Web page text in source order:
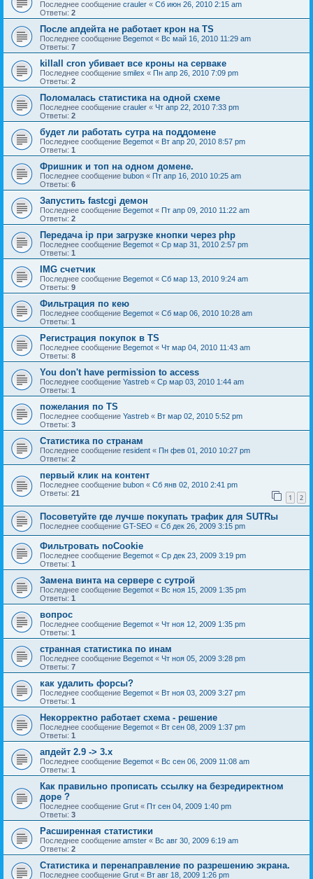
Последнее сообщение crauler « Сб июн 26, 2010 2:15 am
Ответы: 2
После апдейта не работает крон на TS
Последнее сообщение Begemot « Вс май 16, 2010 11:29 am
Ответы: 7
killall cron убивает все кроны на серваке
Последнее сообщение smilex « Пн апр 26, 2010 7:09 pm
Ответы: 2
Поломалась статистика на одной схеме
Последнее сообщение crauler « Чт апр 22, 2010 7:33 pm
Ответы: 2
будет ли работать сутра на поддомене
Последнее сообщение Begemot « Вт апр 20, 2010 8:57 pm
Ответы: 1
Фришник и топ на одном домене.
Последнее сообщение bubon « Пт апр 16, 2010 10:25 am
Ответы: 6
Запустить fastcgi демон
Последнее сообщение Begemot « Пт апр 09, 2010 11:22 am
Ответы: 2
Передача ip при загрузке кнопки через php
Последнее сообщение Begemot « Ср мар 31, 2010 2:57 pm
Ответы: 1
IMG счетчик
Последнее сообщение Begemot « Сб мар 13, 2010 9:24 am
Ответы: 9
Фильтрация по кею
Последнее сообщение Begemot « Сб мар 06, 2010 10:28 am
Ответы: 1
Регистрация покупок в ТS
Последнее сообщение Begemot « Чт мар 04, 2010 11:43 am
Ответы: 8
You don't have permission to access
Последнее сообщение Yastreb « Ср мар 03, 2010 1:44 am
Ответы: 1
пожелания по TS
Последнее сообщение Yastreb « Вт мар 02, 2010 5:52 pm
Ответы: 3
Статистика по странам
Последнее сообщение resident « Пн фев 01, 2010 10:27 pm
Ответы: 2
первый клик на контент
Последнее сообщение bubon « Сб янв 02, 2010 2:41 pm
Ответы: 21 1 2
Посоветуйте где лучше покупать трафик для SUTRы
Последнее сообщение GT-SEO « Сб дек 26, 2009 3:15 pm
Фильтровать noCookie
Последнее сообщение Begemot « Ср дек 23, 2009 3:19 pm
Ответы: 1
Замена винта на сервере с сутрой
Последнее сообщение Begemot « Вс ноя 15, 2009 1:35 pm
Ответы: 1
вопрос
Последнее сообщение Begemot « Чт ноя 12, 2009 1:35 pm
Ответы: 1
странная статистика по инам
Последнее сообщение Begemot « Чт ноя 05, 2009 3:28 pm
Ответы: 7
как удалить форсы?
Последнее сообщение Begemot « Вт ноя 03, 2009 3:27 pm
Ответы: 1
Некорректно работает схема - решение
Последнее сообщение Begemot « Вт сен 08, 2009 1:37 pm
Ответы: 1
апдейт 2.9 -> 3.x
Последнее сообщение Begemot « Вс сен 06, 2009 11:08 am
Ответы: 1
Как правильно прописать ссылку на безредиректном
доре ?
Последнее сообщение Grut « Пт сен 04, 2009 1:40 pm
Ответы: 3
Расширенная статистики
Последнее сообщение amster « Вс авг 30, 2009 6:19 am
Ответы: 2
Статистика и перенаправление по разрешению экрана.
Последнее сообщение Grut « Вт авг 18, 2009 1:26 pm